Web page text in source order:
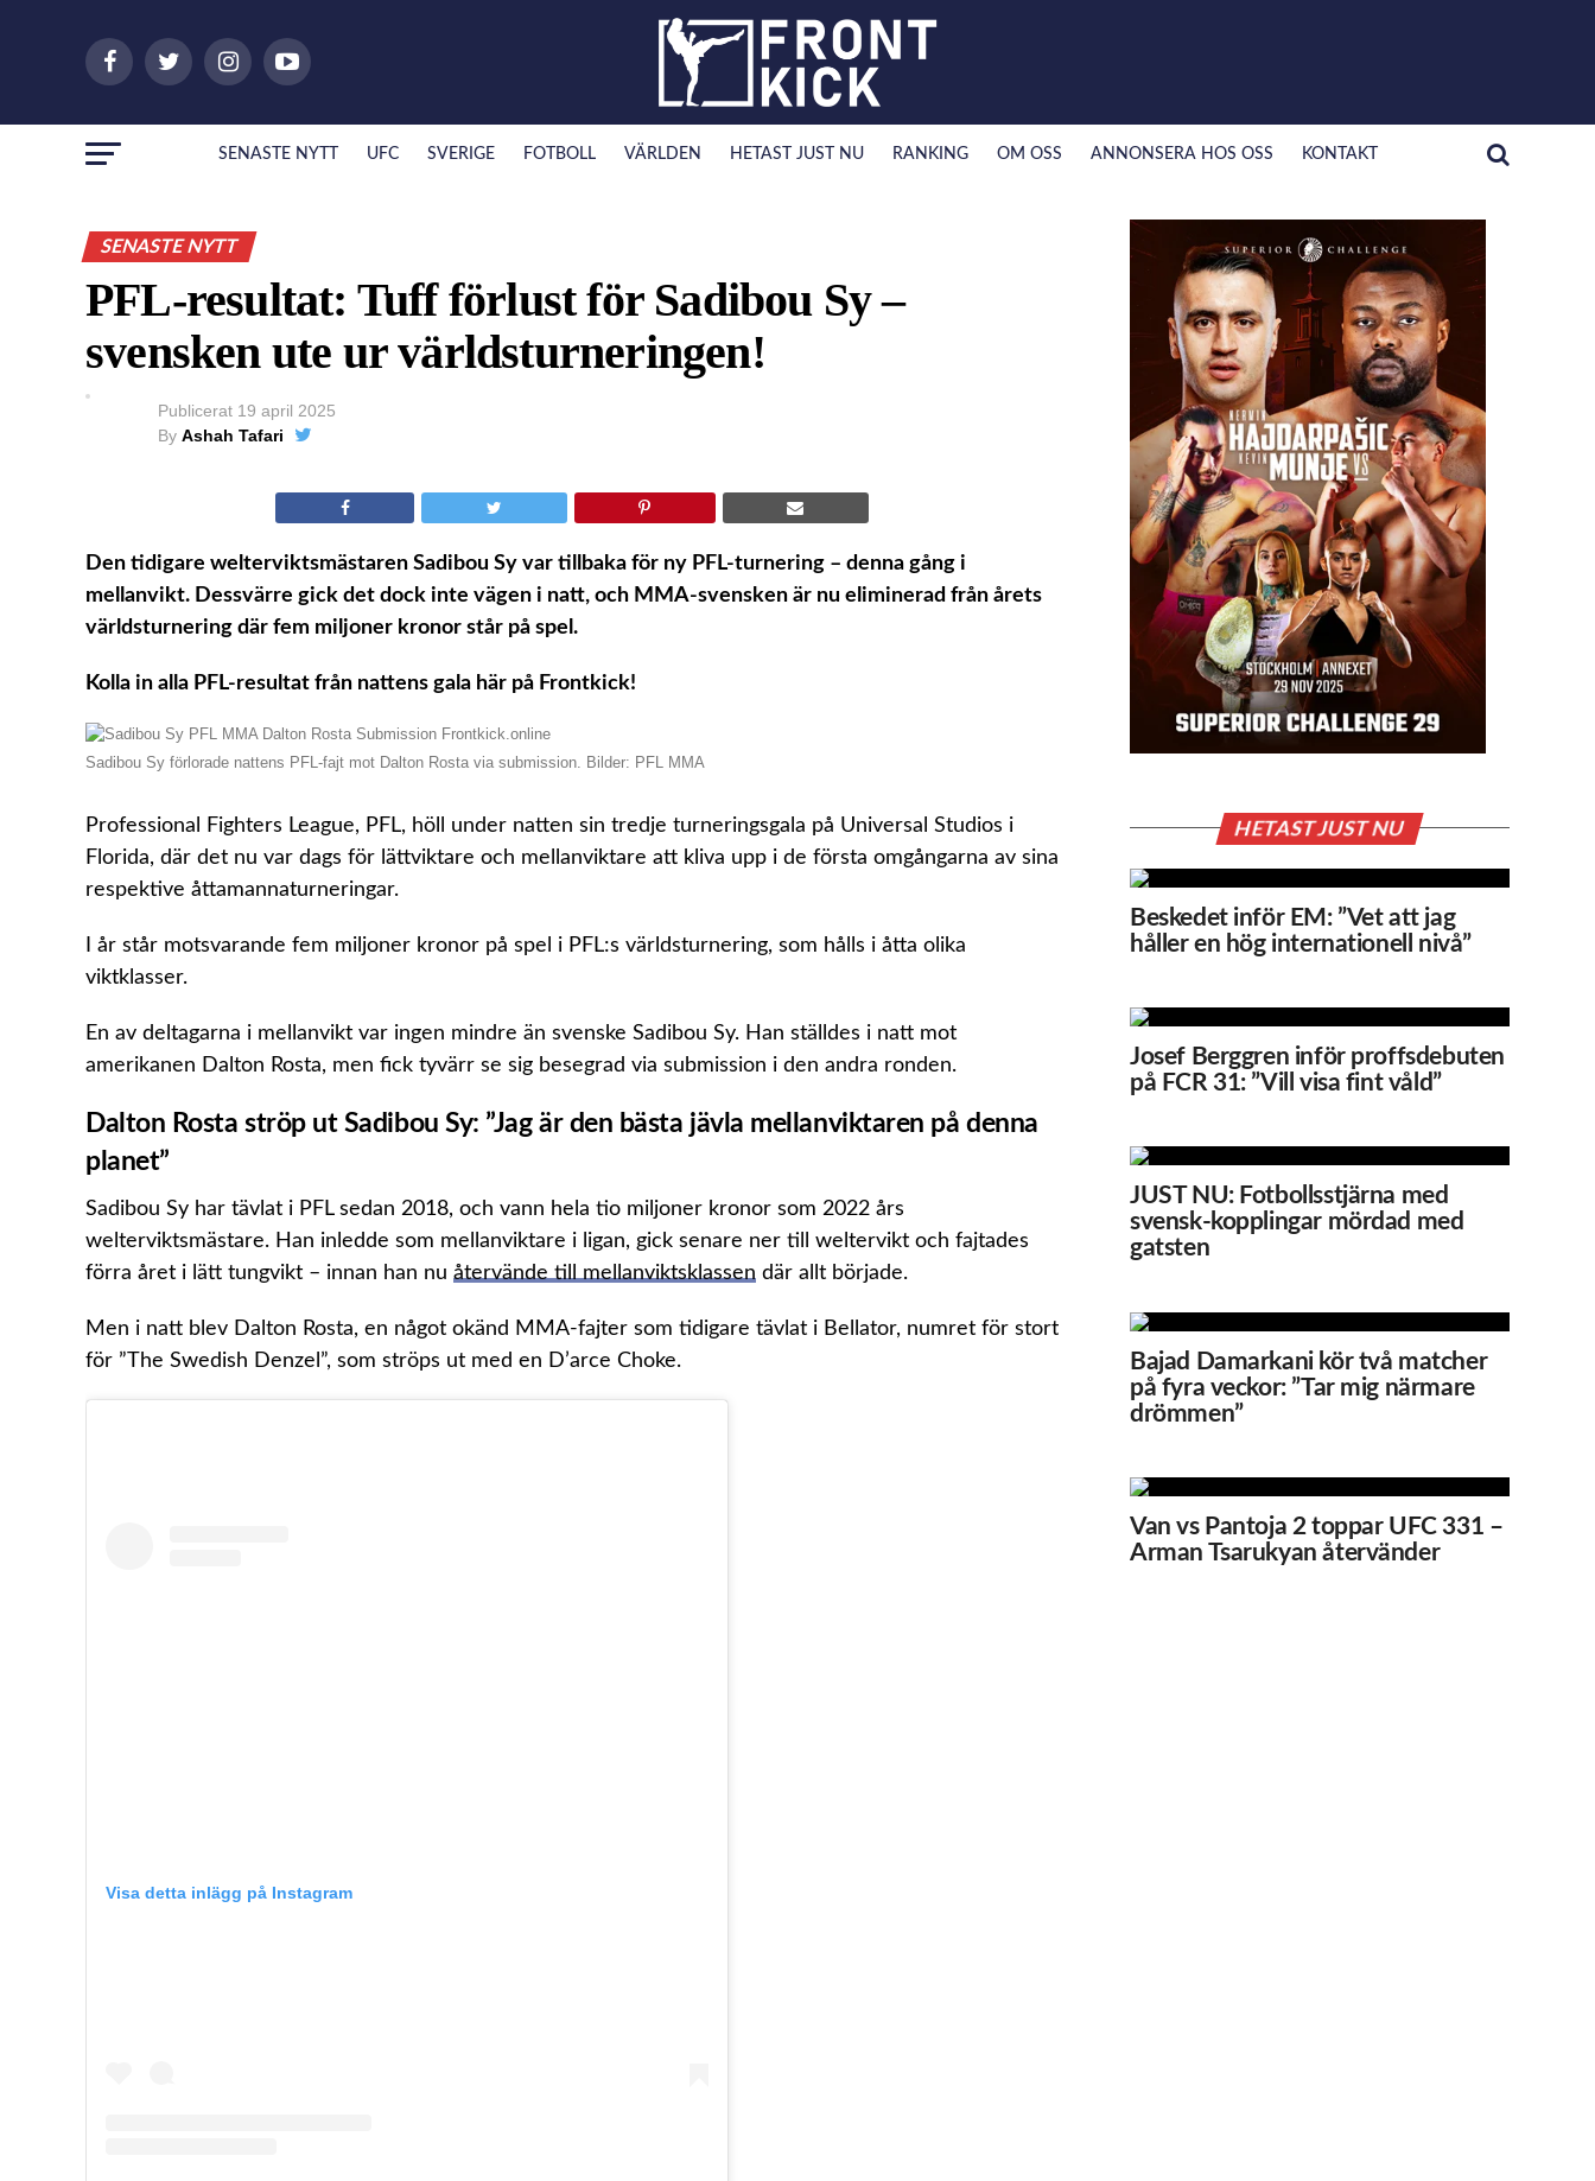
SENASTE NYTT UFC SVERIGE FOTBOLL VÄRLDEN HETAST JUST NU RANKING OM OSS ANNONSERA HOS OSS KONTAKT
SENASTE NYTT
PFL-resultat: Tuff förlust för Sadibou Sy –
svensken ute ur världsturneringen!
Publicerat 19 april 2025
By Ashah Tafari
Den tidigare welterviktsmästaren Sadibou Sy var tillbaka för ny PFL-turnering – denna gång i
mellanvikt. Dessvärre gick det dock inte vägen i natt, och MMA-svensken är nu eliminerad från årets
världsturnering där fem miljoner kronor står på spel.
Kolla in alla PFL-resultat från nattens gala här på Frontkick!
Sadibou Sy förlorade nattens PFL-fajt mot Dalton Rosta via submission. Bilder: PFL MMA
Professional Fighters League, PFL, höll under natten sin tredje turneringsgala på Universal Studios i
Florida, där det nu var dags för lättviktare och mellanviktare att kliva upp i de första omgångarna av sina
respektive åttamannaturneringar.
I år står motsvarande fem miljoner kronor på spel i PFL:s världsturnering, som hålls i åtta olika
viktklasser.
En av deltagarna i mellanvikt var ingen mindre än svenske Sadibou Sy. Han ställdes i natt mot
amerikanen Dalton Rosta, men fick tyvärr se sig besegrad via submission i den andra ronden.
Dalton Rosta ströp ut Sadibou Sy: ”Jag är den bästa jävla mellanviktaren på denna
planet”
Sadibou Sy har tävlat i PFL sedan 2018, och vann hela tio miljoner kronor som 2022 års
welterviktsmästare. Han inledde som mellanviktare i ligan, gick senare ner till weltervikt och fajtades
förra året i lätt tungvikt – innan han nu återvände till mellanviktsklassen där allt började.
Men i natt blev Dalton Rosta, en något okänd MMA-fajter som tidigare tävlat i Bellator, numret för stort
för ”The Swedish Denzel”, som ströps ut med en D’arce Choke.
Visa detta inlägg på Instagram
HETAST JUST NU
Beskedet inför EM: ”Vet att jag
håller en hög internationell nivå”
Josef Berggren inför proffsdebuten
på FCR 31: ”Vill visa fint våld”
JUST NU: Fotbollsstjärna med
svensk-kopplingar mördad med
gatsten
Bajad Damarkani kör två matcher
på fyra veckor: ”Tar mig närmare
drömmen”
Van vs Pantoja 2 toppar UFC 331 –
Arman Tsarukyan återvänder